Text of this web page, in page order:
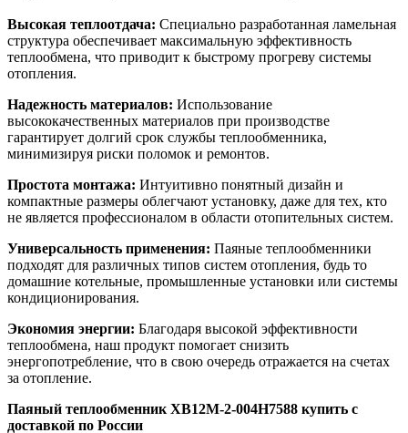
Высокая теплоотдача: Специально разработанная ламельная
структура обеспечивает максимальную эффективность
теплообмена, что приводит к быстрому прогреву системы
отопления.
Надежность материалов: Использование
высококачественных материалов при производстве
гарантирует долгий срок службы теплообменника,
минимизируя риски поломок и ремонтов.
Простота монтажа: Интуитивно понятный дизайн и
компактные размеры облегчают установку, даже для тех, кто
не является профессионалом в области отопительных систем.
Универсальность применения: Паяные теплообменники
подходят для различных типов систем отопления, будь то
домашние котельные, промышленные установки или системы
кондиционирования.
Экономия энергии: Благодаря высокой эффективности
теплообмена, наш продукт помогает снизить
энергопотребление, что в свою очередь отражается на счетах
за отопление.
Паяный теплообменник XB12M-2-004H7588 купить с
доставкой по России